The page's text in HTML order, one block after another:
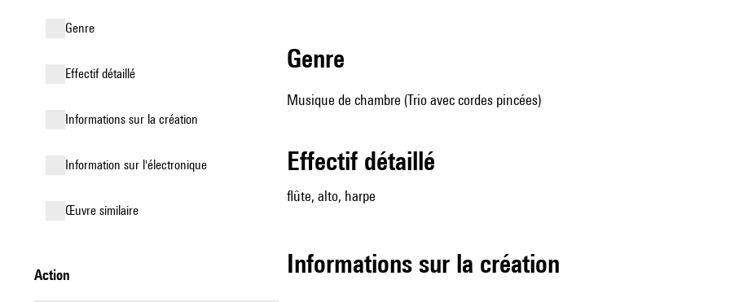
genre
effectif détaillé
informations sur la création
Information sur l'électronique
œuvre similaire
action
genre
Musique de chambre (Trio avec cordes pincées)
effectif détaillé
flûte, alto, harpe
informations sur la création